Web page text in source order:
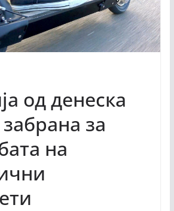
од денеска
за
на